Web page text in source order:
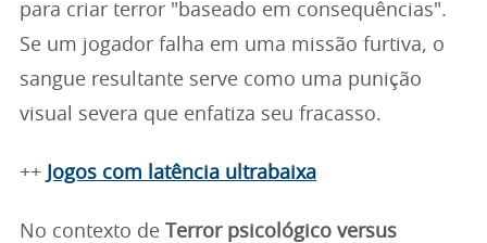
para criar terror "baseado em consequências".
Se um jogador falha em uma missão furtiva, o
sangue resultante serve como uma punição
visual severa que enfatiza seu fracasso.
++ Jogos com latência ultrabaixa
No contexto de
Terror psicológico versus